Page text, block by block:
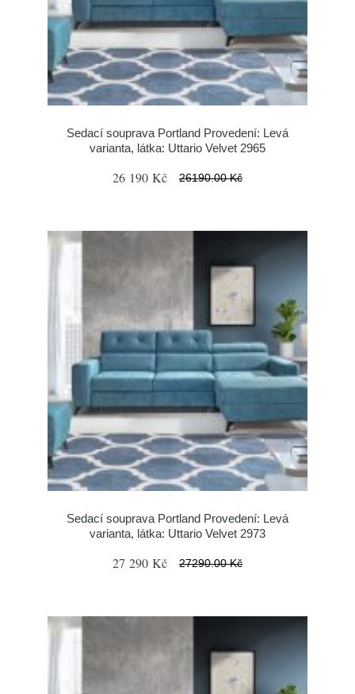
Sedací souprava Portland Provedení: Levá
varianta, látka: Uttario Velvet 2965
26 190 Kč 26190.00 Kč
Sedací souprava Portland Provedení: Levá
varianta, látka: Uttario Velvet 2973
27 290 Kč 27290.00 Kč